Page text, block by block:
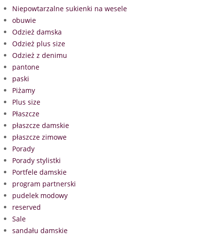
Niepowtarzalne sukienki na wesele
obuwie
Odzież damska
Odzież plus size
Odzież z denimu
pantone
paski
Piżamy
Plus size
Płaszcze
płaszcze damskie
płaszcze zimowe
Porady
Porady stylistki
Portfele damskie
program partnerski
pudelek modowy
reserved
Sale
sandału damskie